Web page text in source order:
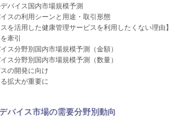
イス国内市場規模予測
の利用シーンと用途・取引形態
活用した健康管理サービスを利用したくない理由】
牽引
分野別国内市場規模予測（金額）
分野別国内市場規模予測（数量）
の開発に向け
拡大が重要に
イス市場の需要分野別動向